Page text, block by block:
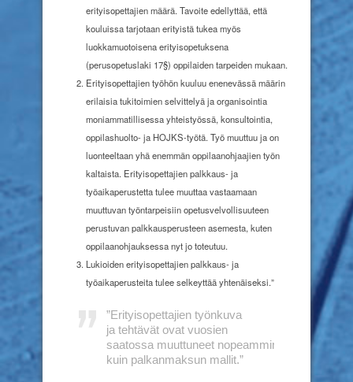
erityisopettajien määrä. Tavoite edellyttää, että
kouluissa tarjotaan erityistä tukea myös
luokkamuotoisena erityisopetuksena
(perusopetuslaki 17§) oppilaiden tarpeiden mukaan.
Erityisopettajien työhön kuuluu enenevässä määrin
erilaisia tukitoimien selvittelyä ja organisointia
moniammatillisessa yhteistyössä, konsultointia,
oppilashuolto- ja HOJKS-työtä. Työ muuttuu ja on
luonteeltaan yhä enemmän oppilaanohjaajien työn
kaltaista. Erityisopettajien palkkaus- ja
työaikaperustetta tulee muuttaa vastaamaan
muuttuvan työntarpeisiin opetusvelvollisuuteen
perustuvan palkkausperusteen asemesta, kuten
oppilaanohjauksessa nyt jo toteutuu.
Lukioiden erityisopettajien palkkaus- ja
työaikaperusteita tulee selkeyttää yhtenäiseksi.”
”Erityisopettajien työnkuva
ja tehtävät ovat vuosien
saatossa muuttuneet nopeammin
kuin palkanmaksun mallit.”